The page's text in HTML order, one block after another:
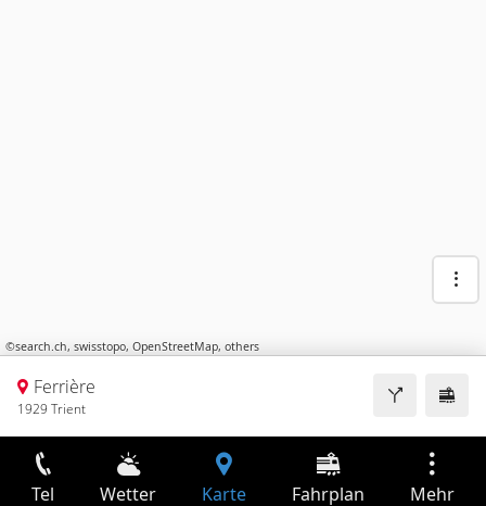
©search.ch, swisstopo, OpenStreetMap, others
Ferrière
1929 Trient
Tel Wetter Karte Fahrplan Mehr